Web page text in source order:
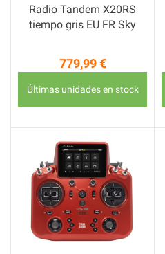
Radio Tandem X20RS
tiempo gris EU FR Sky
Precio
779,99 €
Últimas unidades en stock